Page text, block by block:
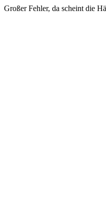
Großer Fehler, da scheint die